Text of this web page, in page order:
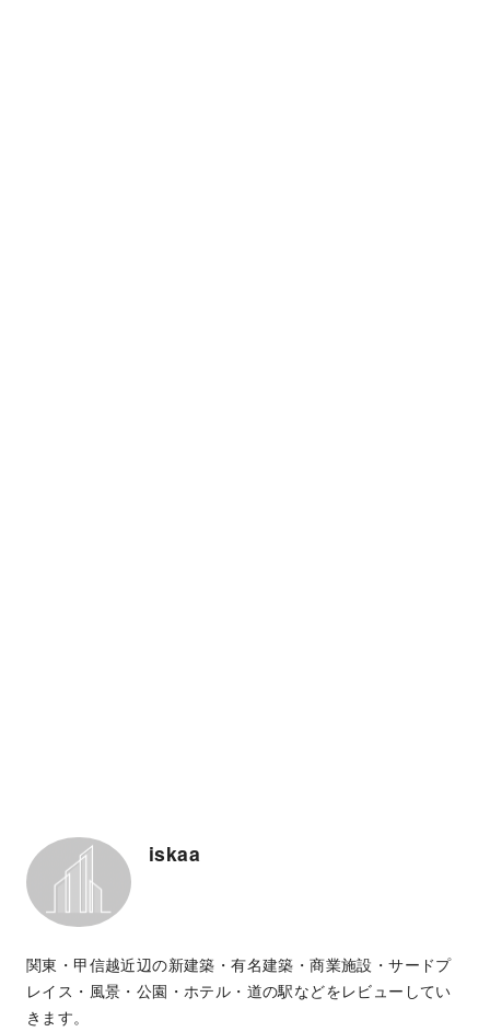
iskaa
関東・甲信越近辺の新建築・有名建築・商業施設・サードプ
レイス・風景・公園・ホテル・道の駅などをレビューしてい
きます。